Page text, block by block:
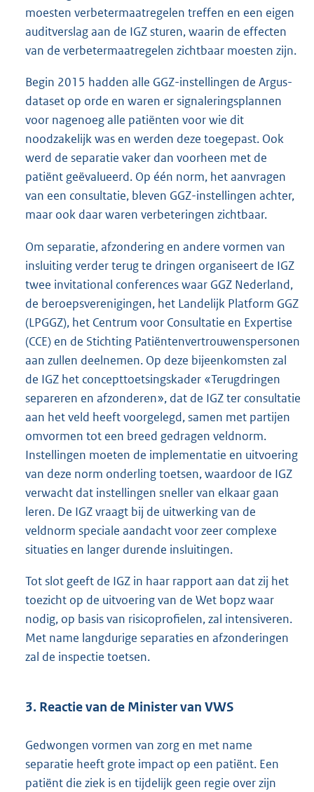
moesten verbetermaatregelen treffen en een eigen
auditverslag aan de IGZ sturen, waarin de effecten
van de verbetermaatregelen zichtbaar moesten zijn.
Begin 2015 hadden alle GGZ-instellingen de Argus-
dataset op orde en waren er signaleringsplannen
voor nagenoeg alle patiënten voor wie dit
noodzakelijk was en werden deze toegepast. Ook
werd de separatie vaker dan voorheen met de
patiënt geëvalueerd. Op één norm, het aanvragen
van een consultatie, bleven GGZ-instellingen achter,
maar ook daar waren verbeteringen zichtbaar.
Om separatie, afzondering en andere vormen van
insluiting verder terug te dringen organiseert de IGZ
twee invitational conferences waar GGZ Nederland,
de beroepsverenigingen, het Landelijk Platform GGZ
(LPGGZ), het Centrum voor Consultatie en Expertise
(CCE) en de Stichting Patiëntenvertrouwenspersonen
aan zullen deelnemen. Op deze bijeenkomsten zal
de IGZ het concepttoetsingskader «Terugdringen
separeren en afzonderen», dat de IGZ ter consultatie
aan het veld heeft voorgelegd, samen met partijen
omvormen tot een breed gedragen veldnorm.
Instellingen moeten de implementatie en uitvoering
van deze norm onderling toetsen, waardoor de IGZ
verwacht dat instellingen sneller van elkaar gaan
leren. De IGZ vraagt bij de uitwerking van de
veldnorm speciale aandacht voor zeer complexe
situaties en langer durende insluitingen.
Tot slot geeft de IGZ in haar rapport aan dat zij het
toezicht op de uitvoering van de Wet bopz waar
nodig, op basis van risicoprofielen, zal intensiveren.
Met name langdurige separaties en afzonderingen
zal de inspectie toetsen.
3. Reactie van de Minister van VWS
Gedwongen vormen van zorg en met name
separatie heeft grote impact op een patiënt. Een
patiënt die ziek is en tijdelijk geen regie over zijn